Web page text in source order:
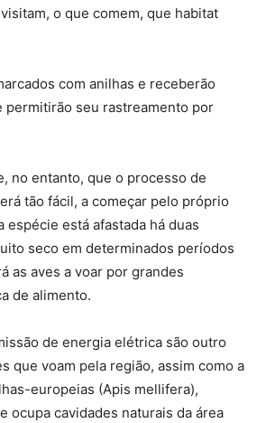
o que comem, que habitat
com anilhas e receberão
permitirão seu rastreamento por
no entanto, que o processo de
tão fácil, a começar pelo próprio
espécie está afastada há duas
seco em determinados períodos
as aves a voar por grandes
de alimento.
de energia elétrica são outro
que voam pela região, assim como a
europeias (Apis mellifera),
ocupa cavidades naturais da área